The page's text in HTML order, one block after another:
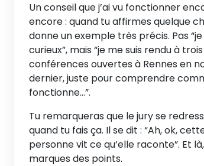
Un conseil que j’ai vu fonctionner
encore : quand tu affirmes quelque
donne un exemple très précis. Pas “je
curieux”, mais “je me suis rendu à trois
conférences ouvertes à Rennes en
dernier, juste pour comprendre
fonctionne…”.
Tu remarqueras que le jury se
quand tu fais ça. Il se dit : “Ah, ok,
personne vit ce qu’elle raconte”. Et
marques des points.